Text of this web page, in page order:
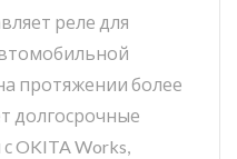
реле для
протяжении более
долгосрочные
OKITA Works,